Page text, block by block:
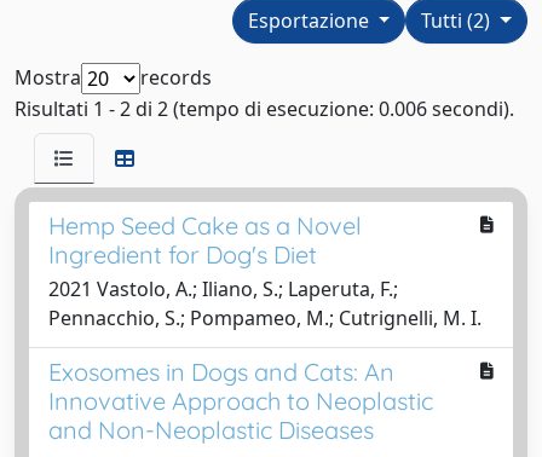
Tutti (2)
Esportazione
Mostra
records
Risultati 1 - 2 di 2 (tempo di esecuzione: 0.006 secondi).
Hemp Seed Cake as a Novel
Ingredient for Dog's Diet
2021 Vastolo, A.; Iliano, S.; Laperuta, F.;
Pennacchio, S.; Pompameo, M.; Cutrignelli, M. I.
Exosomes in Dogs and Cats: An
Innovative Approach to Neoplastic
and Non-Neoplastic Diseases